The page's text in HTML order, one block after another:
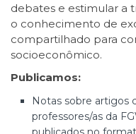
debates e estimular a
o conhecimento de
compartilhado para
socioeconômico.
Publicamos:
Notas sobre artigos
professores/as da